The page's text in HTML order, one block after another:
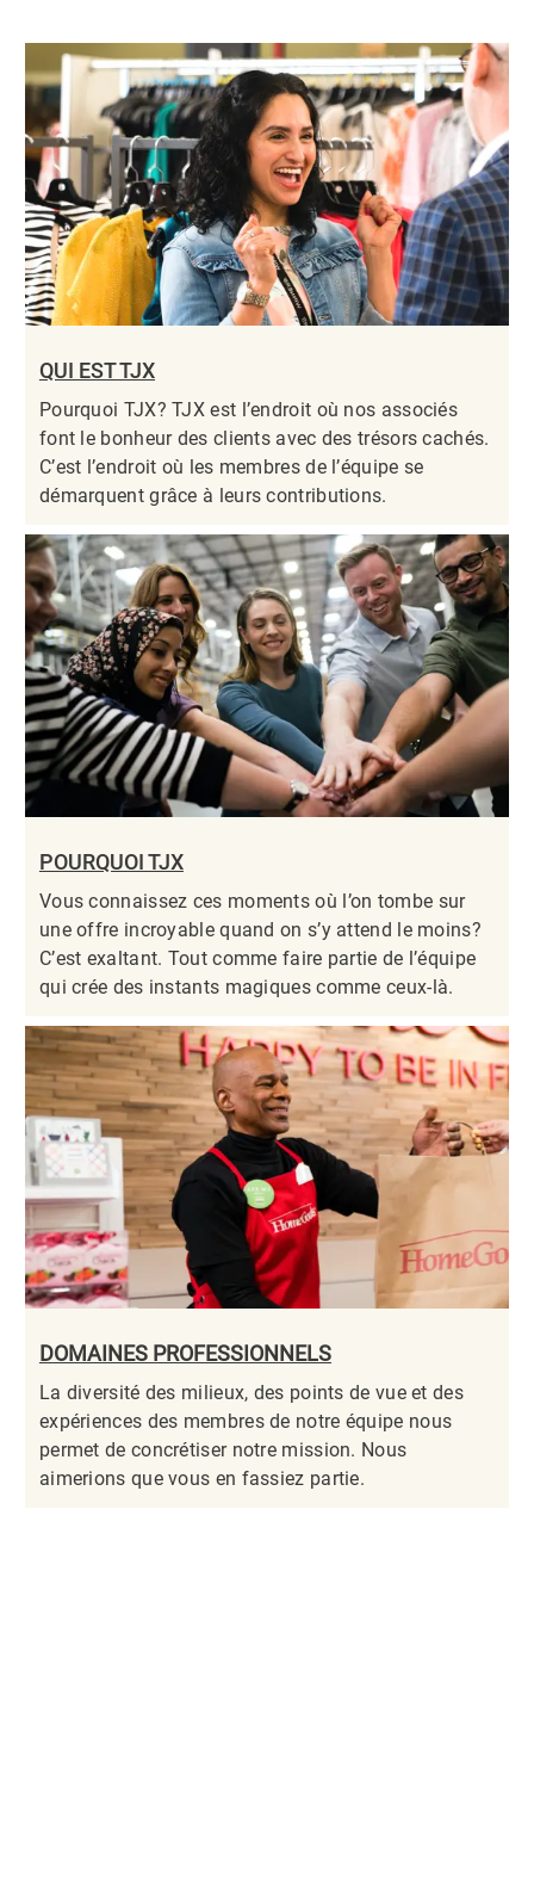
QUI EST TJX
Pourquoi TJX? TJX est l’endroit où nos associés
font le bonheur des clients avec des trésors cachés.
C’est l’endroit où les membres de l’équipe se
démarquent grâce à leurs contributions.​​​​​​​
POURQUOI TJX
Vous connaissez ces moments où l’on tombe sur
une offre incroyable quand on s’y attend le moins?
C’est exaltant. Tout comme faire partie de l’équipe
qui crée des instants magiques comme ceux-là.​​​​​​​
DOMAINES PROFESSIONNELS
La diversité des milieux, des points de vue et des
expériences des membres de notre équipe nous
permet de concrétiser notre mission. Nous
aimerions que vous en fassiez partie.​​​​​​​